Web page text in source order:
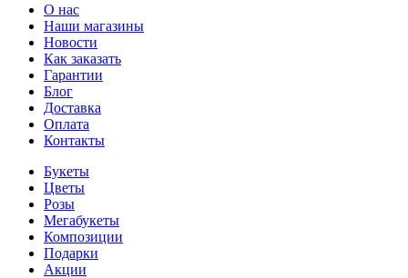
О нас
Наши магазины
Новости
Как заказать
Гарантии
Блог
Доставка
Оплата
Контакты
Букеты
Цветы
Розы
Мегабукеты
Композиции
Подарки
Акции